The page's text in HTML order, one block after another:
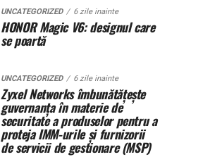
UNCATEGORIZED 6 zile inainte
HONOR Magic V6: designul care
se poartă
UNCATEGORIZED 6 zile inainte
Zyxel Networks îmbunătățește
guvernanța în materie de
securitate a produselor pentru a
proteja IMM-urile și furnizorii
de servicii de gestionare (MSP)